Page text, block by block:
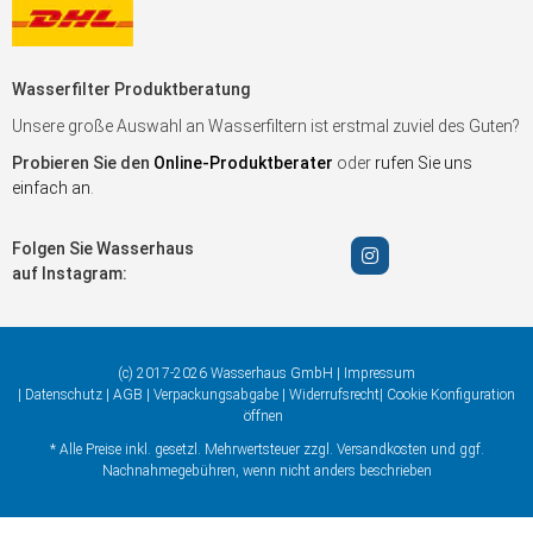
Wasserfilter Produktberatung
Unsere große Auswahl an Wasserfiltern ist erstmal zuviel des Guten?
Probieren Sie den Online-Produktberater oder rufen Sie uns
einfach an.
Folgen Sie Wasserhaus
auf Instagram:
(c) 2017-2026 Wasserhaus GmbH |
Impressum
Datenschutz AGB Verpackungsabgabe Widerrufsrecht Cookie Konfiguration
öffnen
* Alle Preise inkl. gesetzl. Mehrwertsteuer zzgl. Versandkosten und ggf.
Nachnahmegebühren, wenn nicht anders beschrieben